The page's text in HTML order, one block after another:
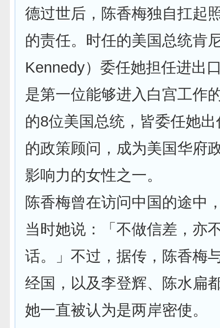
德过世后，陈香梅独自扛起
的责任。时任的美国总统肯
Kennedy）委任她担任进出
是第一位能够进入白宫工作
的8位美国总统，皆委任她
的政策顾问，成为美国华府
影响力的女性之一。
陈香梅曾在访问中国的途中
当时她说：「不做信差，亦
话。」不过，据传，陈香梅
经国，以及李登辉、陈水扁
她一直被认为是两岸密使。